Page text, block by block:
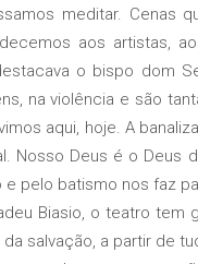
meditar. Cenas
aos artistas,
o bispo dom
na violência e são
aqui, hoje. A
Nosso Deus é o Deus
pelo batismo nos faz
Biasio, o teatro tem
salvação, a partir de